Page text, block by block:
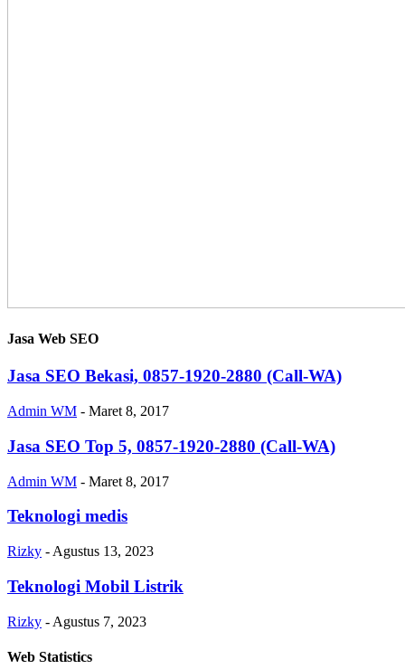
Jasa Web SEO
Jasa SEO Bekasi, 0857-1920-2880 (Call-WA)
Admin WM - Maret 8, 2017
Jasa SEO Top 5, 0857-1920-2880 (Call-WA)
Admin WM - Maret 8, 2017
Teknologi medis
Rizky - Agustus 13, 2023
Teknologi Mobil Listrik
Rizky - Agustus 7, 2023
Web Statistics